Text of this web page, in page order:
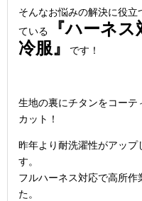
そんなお悩みの解決に役
ている
『ハーネ
冷服』
です！
生地の裏にチタンをコーテ
カット！
昨年より耐洗濯性がアップ
す。
フルハーネス対応で高所
た。